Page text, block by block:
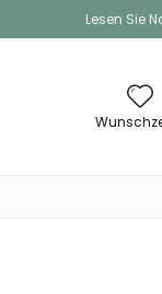
Lesen Sie